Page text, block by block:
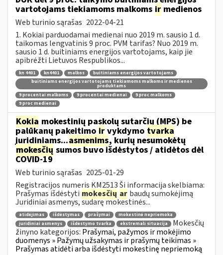
vartotojams tiekiamoms malkoms ir medienos
Web turinio sąrašas 2022-04-21
1. Kokiai parduodamai medienai nuo 2019 m. sausio 1 d.
taikomas lengvatinis 9 proc. PVM tarifas? Nuo 2019 m.
sausio 1 d. buitiniams energijos vartotojams, kaip jie
apibrėžti Lietuvos Respublikos...
kn 4401 kn4401 malkos
buitiniams energijos vartotojams
buitiniams energijos vartotojams tiekiamoms malkoms ir medienos
produktams
9 procentai malkoms
9 procentai medienai
9 proc malkoms
9 proc medienai
Kokia mokestinių paskolų sutarčių (MPS) be
palūkanų pakeitimo ir vykdymo tvarka
juridiniams...asmenims, kurių nesumokėtų
mokesčių sumos buvo išdėstytos / atidėtos dėl
COVID-19
Web turinio sąrašas 2025-01-29
Registracijos numeris KM2513 Ši informacija skelbiama:
Prašymas išdėstyti mokesčių ar baudų sumokėjimą
Juridiniai asmenys, sudarę mokestinės...
atidėjimas išdėstymas prašymai
mokestinė nepriemoka
juridiniai asmenys
išdėstymo tvarka ekstremali situacija
Mokesčių
žinyno kategorijos: Prašymai, pažymos ir mokėjimo
duomenys » Pažymų užsakymas ir prašymų teikimas »
Prašymas atidėti arba išdėstyti mokestinę nepriemoką